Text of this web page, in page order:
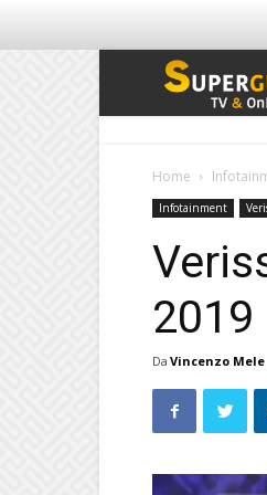
Home
Infotainment
2019
Da Vincenzo Mele